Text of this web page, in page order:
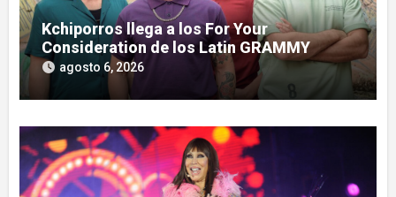
Kchiporros llega a los For Your
Consideration de los Latin GRAMMY
agosto 6, 2026